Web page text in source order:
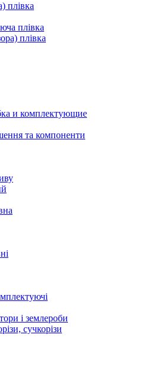
плівка
плівка
плівка
и комплектующие
та компоненти
і землероби
сучкорізи